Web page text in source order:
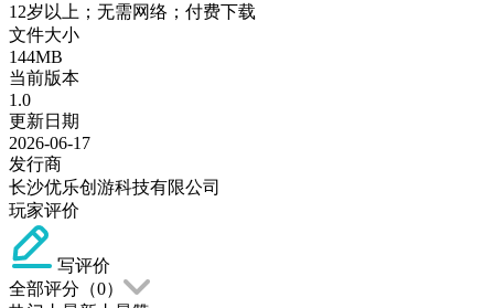
12岁以上；无需网络；付费下载
文件大小
144MB
当前版本
1.0
更新日期
2026-06-17
发行商
长沙优乐创游科技有限公司
玩家评价
写评价
全部评分（0）